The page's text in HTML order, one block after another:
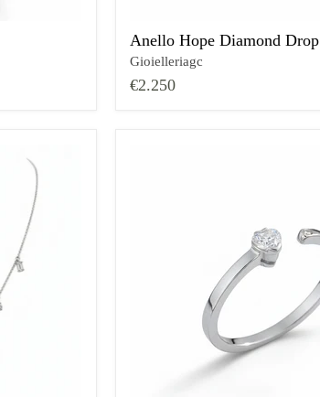
Anello Hope Diamond Drop
Gioielleriagc
€2.250